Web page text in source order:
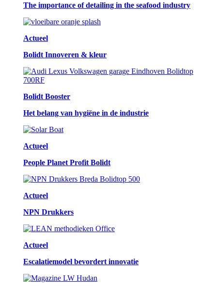
The importance of detailing in the seafood industry
Actueel
Bolidt Innoveren & kleur
Bolidt Booster
Het belang van hygiëne in de industrie
Actueel
People Planet Profit Bolidt
Actueel
NPN Drukkers
Actueel
Escalatiemodel bevordert innovatie